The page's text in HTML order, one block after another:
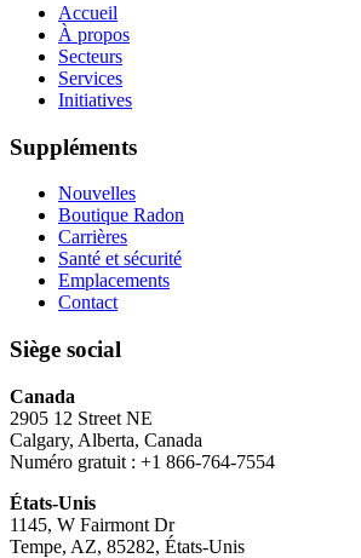
Accueil
À propos
Secteurs
Services
Initiatives
Suppléments
Nouvelles
Boutique Radon
Carrières
Santé et sécurité
Emplacements
Contact
Siège social
Canada
2905 12 Street NE
Calgary, Alberta, Canada
Numéro gratuit : +1 866-764-7554
États-Unis
1145, W Fairmont Dr
Tempe, AZ, 85282, États-Unis